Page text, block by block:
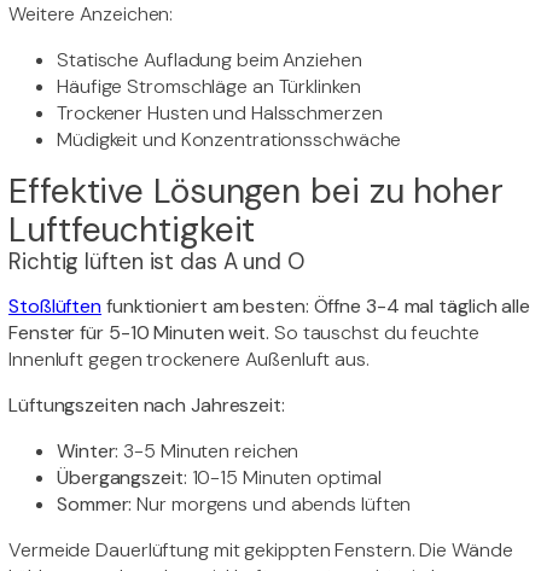
Weitere Anzeichen:
Statische Aufladung beim Anziehen
Häufige Stromschläge an Türklinken
Trockener Husten und Halsschmerzen
Müdigkeit und Konzentrationsschwäche
Effektive Lösungen bei zu hoher
Luftfeuchtigkeit
Richtig lüften ist das A und O
Stoßlüftenfunktioniert am besten: Öffne 3-4 mal täglich alle
Fenster für 5-10 Minuten weit. So tauschst du feuchte
Innenluft gegen trockenere Außenluft aus.
Lüftungszeiten nach Jahreszeit:
Winter: 3-5 Minuten reichen
Übergangszeit: 10-15 Minuten optimal
Sommer: Nur morgens und abends lüften
Vermeide Dauerlüftung mit gekippten Fenstern. Die Wände